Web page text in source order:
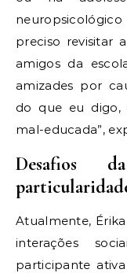
preciso revisitar
amigos da
amizades por
do que eu digo,
mal-educada”,
Desafios
Atualmente,
interações
participante